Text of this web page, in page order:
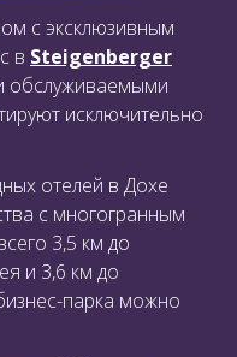
с эксклюзивным
в Steigenberger
обслуживаемыми
исключительно
отелей в Дохе
с многогранным
3,5 км до
и 3,6 км до
парка можно